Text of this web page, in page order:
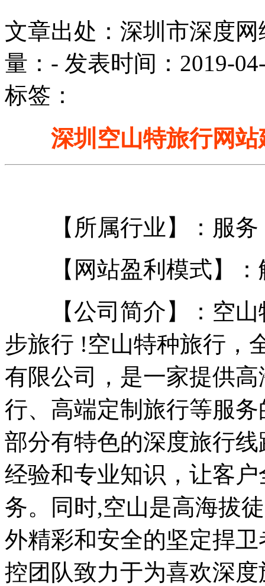
文章出处：深圳市深度
量： - 发表时间：2019-
标签：
深圳空山特旅行网
【所属行业】：服务
【网站盈利模式】：
【公司简介】：空山
步旅行 !空山特种旅行，
有限公司，是一家提供
行、高端定制旅行等服
部分有特色的深度旅行
经验和专业知识，让客
务。同时,空山是高海拔
外精彩和安全的坚定捍
控团队致力于为喜欢深